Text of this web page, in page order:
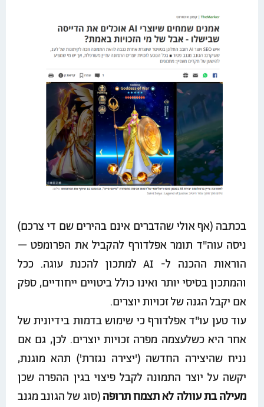
בכתבה (אף אולי שהדברים אינם בהירים שם די צרכם)
ניסה עוה"ד תומר אפלדורף להקביל את הפרומפט –
הוראות ההכנה ל- AI למתכון להכנת עוגה. ככל
והמתכון בסיסי יותר ואינו כולל ביטויים ייחודיים, ספק
אם יקבל הגנה של זכויות יוצרים.
עוד טען עו"ד אפלדורף כי שימוש בדמות בידיונית של
אחר היא כשלעצמה מפרה זכויות יוצרים. לכן, גם אם
נניח שהיצירה החדשה ('יצירה נגזרת') תהא מוגנת,
יקשה על יוצר התמונה לקבל פיצוי בגין ההפרה שכן
מעילה בת עוולה לא תצמח תרופה(סוג של הגונב מגנב